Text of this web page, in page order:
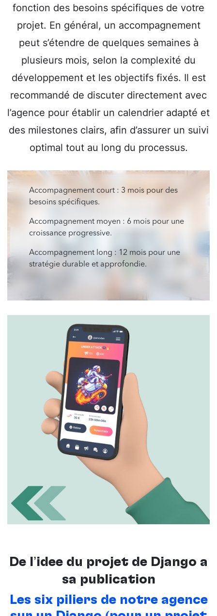
fonction des besoins spécifiques de votre
projet. En général, un accompagnement
peut s’étendre de quelques semaines à
plusieurs mois, selon la complexité du
développement et les objectifs fixés. Il est
recommandé de discuter directement avec
l’agence pour établir un calendrier adapté et
des milestones clairs, afin d’assurer un suivi
optimal tout au long du processus.
Accompagnement court : 3 mois pour des
besoins spécifiques.
Accompagnement moyen : 6 mois pour une
croissance progressive.
Accompagnement long : 12 mois pour une
stratégie durable et approfondie.
De l’idée du projet de Django à
sa publication
Les six piliers de notre agence